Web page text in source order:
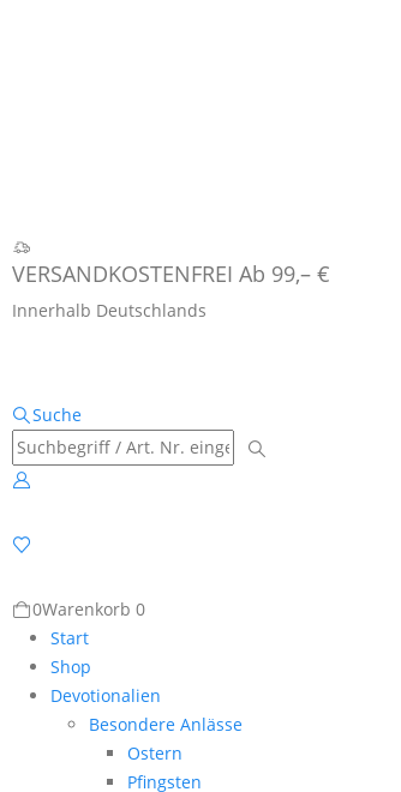
VERSANDKOSTENFREI Ab 99,– €
Innerhalb Deutschlands
Suche
0Warenkorb 0
Start
Shop
Devotionalien
Besondere Anlässe
Ostern
Pfingsten